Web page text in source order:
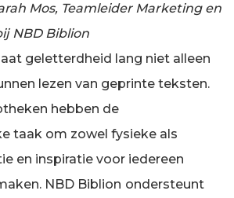
Mos, Teamleider Marketing en
NBD Biblion
geletterdheid lang niet alleen
lezen van geprinte teksten.
hebben de
taak om zowel fysieke als
en inspiratie voor iedereen
NBD Biblion ondersteunt